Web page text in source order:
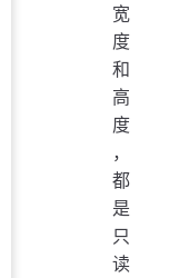
宽
度
和
高
度
，
都
是
只
读